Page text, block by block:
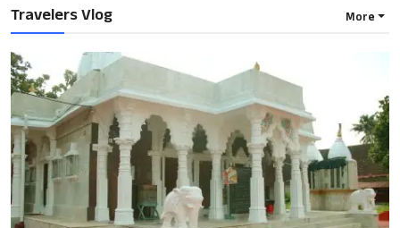
Travelers Vlog More